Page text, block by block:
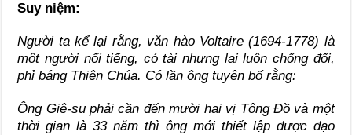
Suy niệm:
Người ta kể lại rằng, văn hào Voltaire (1694-1778) là
một người nổi tiếng, có tài nhưng lại luôn chống đối,
phỉ báng Thiên Chúa. Có lần ông tuyên bố rằng:
Ông Giê-su phải cần đến mười hai vị Tông Đồ và một
thời gian là 33 năm thì ông mới thiết lập được đạo